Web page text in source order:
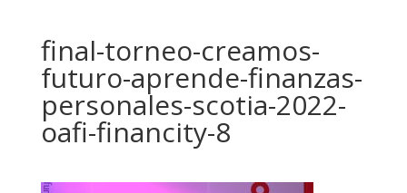
final-torneo-creamos-
futuro-aprende-finanzas-
personales-scotia-2022-
oafi-financity-8